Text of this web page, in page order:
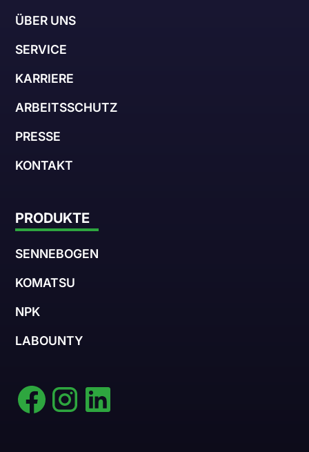
ÜBER UNS
SERVICE
KARRIERE
ARBEITSSCHUTZ
PRESSE
KONTAKT
PRODUKTE
SENNEBOGEN
KOMATSU
NPK
LABOUNTY